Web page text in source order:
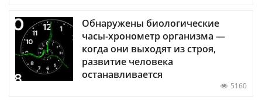
Обнаружены биологические
часы-хронометр организма —
когда они выходят из строя,
развитие человека
останавливается
5160